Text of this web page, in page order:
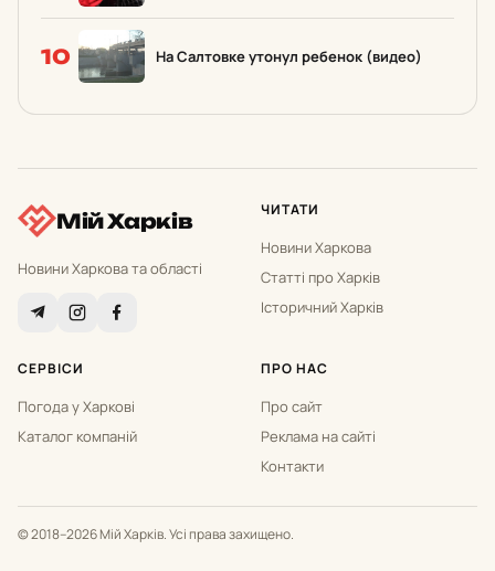
10 На Салтовке утонул ребенок (видео)
Мій Харків
Новини Харкова та області
ЧИТАТИ
Новини Харкова
Статті про Харків
Історичний Харків
СЕРВІСИ
Погода у Харкові
Каталог компаній
ПРО НАС
Про сайт
Реклама на сайті
Контакти
© 2018–2026 Мій Харків. Усі права захищено.